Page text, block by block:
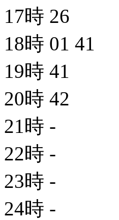
17時 26
18時 01 41
19時 41
20時 42
21時 -
22時 -
23時 -
24時 -